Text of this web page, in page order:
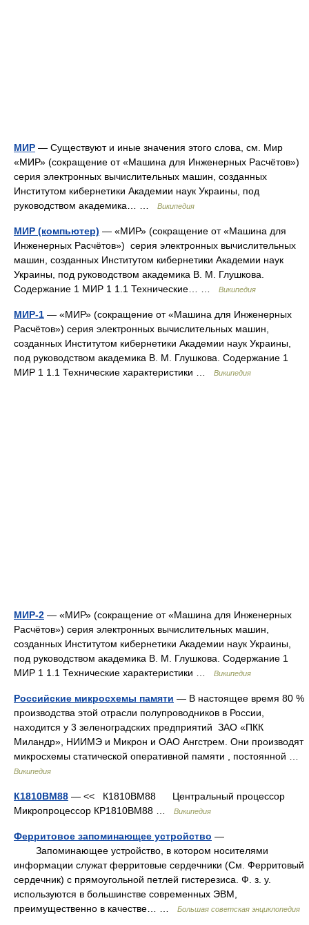
МИР — Существуют и иные значения этого слова, см. Мир
«МИР» (сокращение от «Машина для Инженерных Расчётов»)
серия электронных вычислительных машин, созданных
Институтом кибернетики Академии наук Украины, под
руководством академика… …
Википедия
МИР (компьютер) — «МИР» (сокращение от «Машина для
Инженерных Расчётов») серия электронных вычислительных
машин, созданных Институтом кибернетики Академии наук
Украины, под руководством академика В. М. Глушкова.
Содержание 1 МИР 1 1.1 Технические… …
Википедия
МИР-1 — «МИР» (сокращение от «Машина для Инженерных
Расчётов») серия электронных вычислительных машин,
созданных Институтом кибернетики Академии наук Украины,
под руководством академика В. М. Глушкова. Содержание 1
МИР 1 1.1 Технические характеристики …
Википедия
МИР-2 — «МИР» (сокращение от «Машина для Инженерных
Расчётов») серия электронных вычислительных машин,
созданных Институтом кибернетики Академии наук Украины,
под руководством академика В. М. Глушкова. Содержание 1
МИР 1 1.1 Технические характеристики …
Википедия
Российские микросхемы памяти — В настоящее время 80 %
производства этой отрасли полупроводников в России,
находится у 3 зеленоградских предприятий ЗАО «ПКК
Миландр», НИИМЭ и Микрон и ОАО Ангстрем. Они производят
микросхемы статической оперативной памяти , постоянной …
Википедия
К1810ВМ88 — << К1810ВМ88 Центральный процессор
Микропроцессор КР1810ВМ88 …
Википедия
Ферритовое запоминающее устройство —
Запоминающее устройство, в котором носителями
информации служат ферритовые сердечники (См. Ферритовый
сердечник) с прямоугольной петлей гистерезиса. Ф. з. у.
используются в большинстве современных ЭВМ,
преимущественно в качестве… …
Большая советская энциклопедия